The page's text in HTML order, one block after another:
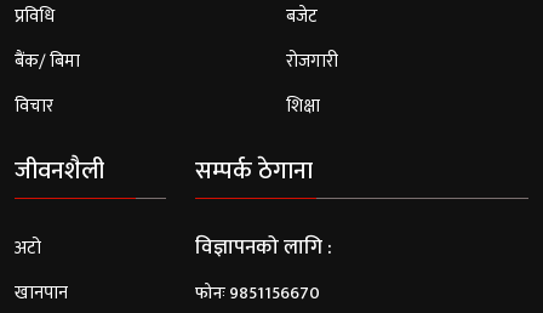
प्रविधि
बैंक/ बिमा
विचार
बजेट
रोजगारी
शिक्षा
जीवनशैली
अटो
खानपान
सम्पर्क ठेगाना
विज्ञापनको लागि :
फोनः 9851156670